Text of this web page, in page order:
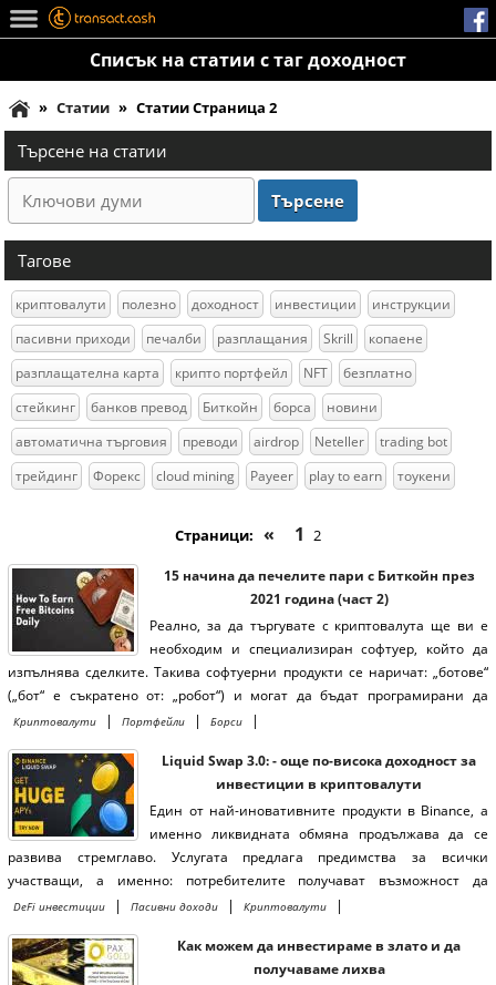
Списък на статии с таг доходност
» Статии » Статии Страница 2
Търсене на статии
Тагове
криптовалути полезно доходност инвестиции
инструкции
пасивни приходи
печалби разплащания Skrill
копаене
разплащателна карта
крипто портфейл NFT
безплатно
стейкинг
банков превод Биткойн борса
новини
автоматична търговия
преводи airdrop Neteller
trading bot
трейдинг
Форекс cloud mining Payeer play to earn тоукени
Страници: « 1 2
15 начина да печелите пари с Биткойн през
2021 година (част 2)
Реално, за да търгувате с криптовалута ще ви е
необходим и специализиран софтуер, който да
изпълнява сделките. Такива софтуерни продукти се наричат: „ботове“
(„бот“ е съкратено от: „робот“) и могат да бъдат програмирани да
търгуват от ваше име на дадени борси с различни стратегии.
Криптовалути | Портфейли | Борси |
Liquid Swap 3.0: - още по-висока доходност за
инвестиции в криптовалути
Един от най-иновативните продукти в Binance, а
именно ликвидната обмяна продължава да се
развива стремглаво. Услугата предлага предимства за всички
участващи, а именно: потребителите получават възможност да
обменят криптовалути (основно стабилни монети като: USDT, USDB,
ликвидност (liquidity providers) получават добра доходност (8-15% на
годишна база), а Binance продължават да се утвърждават като като най-
DeFi инвестиции | Пасивни доходи | Криптовалути |
Как можем да инвестираме в злато и да
получаваме лихва